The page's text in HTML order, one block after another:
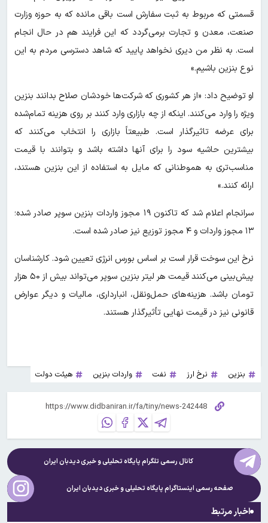
قسمتی که مربوط به ثبت سفارش است باقی مانده که به حوزه وزارت
صنعت، معدن و تجارت برمی‌گردد که این فرایند هم در حال انجام
است. به نظر من دیری نخواهد پایید که شاهد دسترسی مردم به این
نوع بنزین باشیم.»
او توضیح داد: «از هر کشوری که شرکت‌ها خودشان صلاح بدانند بنزین
ویژه را وارد می‌کنند. اینکه از چه بازاری وارد کنند بر روی هزینه تمام‌شده
برای عرضه تاثیرگذار است. طبیعتاً بازاری را انتخاب می‌کنند که
بیشترین حاشیه سود را برای آنها داشته باشد و بتوانند با قیمت
مناسب‌تری به هموطنانی که مایل به استفاده از این بنزین هستند،
ارائه کنند.»
سرانجام اعلام شد که تاکنون ۱۹ مجوز واردات بنزین سوپر صادر شده؛
۱۳ مجوز واردات و ۴ مجوز توزیع نیز صادر شده است.
نرخ این سوخت قرار است بر اساس بورس انرژی تعیین شود. کارشناسان
پیش‌بینی می‌کنند قیمت هر لیتر بنزین سوپر می‌تواند بیش از ۵۰ هزار
تومان باشد. هزینه‌های حمل‌ونقل، انبارداری، مالیات و دیگر عوارض
قانونی نیز در قیمت نهایی تأثیرگذار هستند.
بنزین نرخ ارز نفت واردات بنزین هیئت دولت
کانال رسمی تلگرام پایگاه تحلیلی و خبریدیدبان ایران
صفحه رسمی اینستاگرام پایگاه تحلیلی و خبریدیدبان ایران
اخبار مرتبط